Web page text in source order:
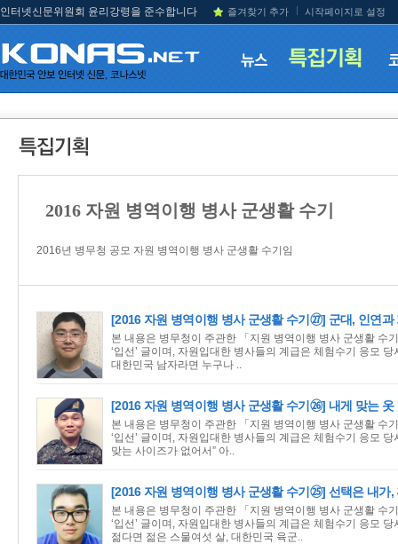
인터넷신문위원회 윤리강령을 준수합니다 즐겨찾기 추가 시작페이지로 설정
2016 자원 병역이행 병사 군생활 수기
2016년 병무청 공모 자원 병역이행 병사 군생활 수기임
[2016 자원 병역이행 병사 군생활 수기㉗] 군대, 인연과
본 내용은 병무청이 주관한 「지원 병역이행 병사 군생활 수
‘입선’ 글이며, 자원입대한 병사들의 계급은 체험수기 응모
대한민국 남자라면 누구나 ..
[2016 자원 병역이행 병사 군생활 수기㉖] 내게 맞는 옷
본 내용은 병무청이 주관한 「지원 병역이행 병사 군생활 수
‘입선’ 글이며, 자원입대한 병사들의 계급은 체험수기 응모
맞는 사이즈가 없어서” 아..
[2016 자원 병역이행 병사 군생활 수기㉕] 선택은 내가,
본 내용은 병무청이 주관한 「지원 병역이행 병사 군생활 수
‘입선’ 글이며, 자원입대한 병사들의 계급은 체험수기 응모
젊다면 젊은 스물여섯 살, 대한민국 육군..